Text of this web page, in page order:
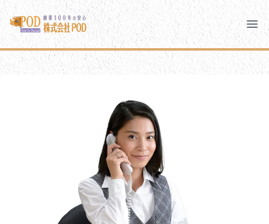
メインコンテンツにスキップ
株式会社ペイント・オン・デマンド
千葉の外壁塗装・屋根塗装なら創業100年の安心 ペイン
株式会社ペイント・オン・デマンド
モバイルメニュー
PODのまちづくり 安心の取り組み
よくあるご質問